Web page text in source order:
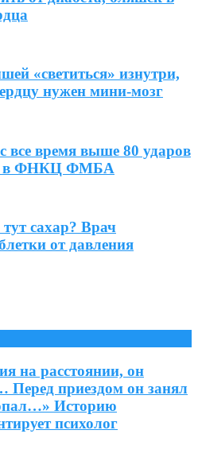
«светиться» изнутри,
нужен мини-мозг
все время выше 80 ударов
в ФНКЦ ФМБА
сахар? Врач
от давления
на расстоянии, он
приездом он занял
Историю
психолог